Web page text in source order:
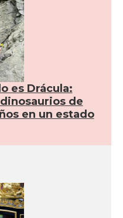
es Drácula:
de
en un estado